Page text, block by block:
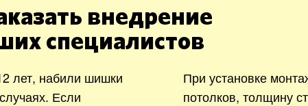
внедрение
специалистов
лет, набили шишки
Если
При установке
потолков, толщину